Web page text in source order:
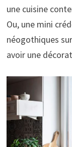
une cuisine
Ou, une mini
néogothiques
avoir une